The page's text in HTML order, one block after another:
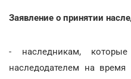
Заявление о принятии
- наследникам,
наследодателем на время